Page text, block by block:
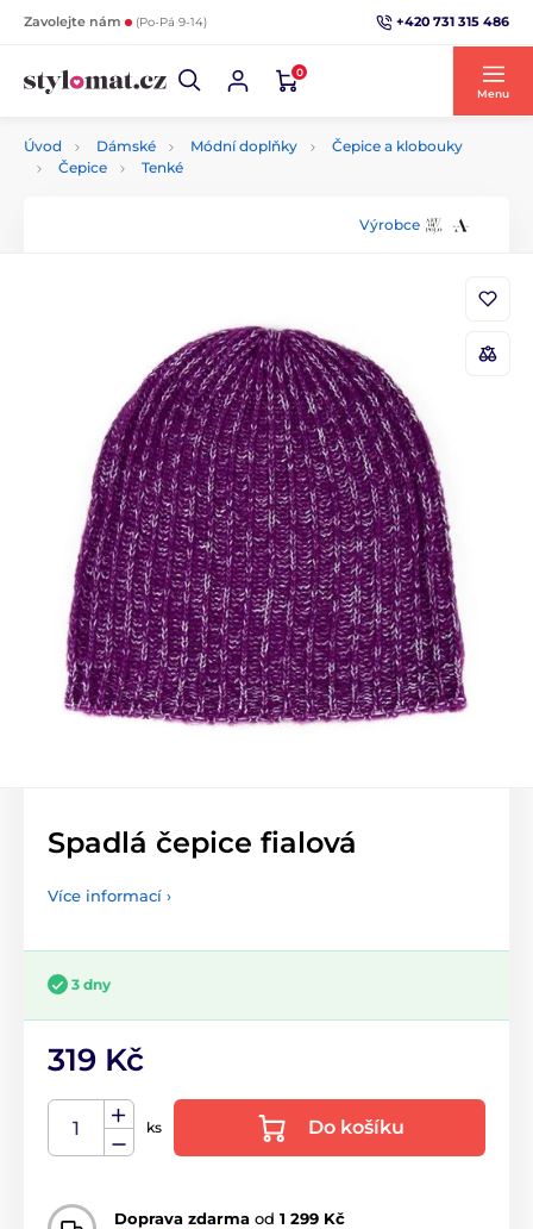
Zavolejte nám (Po-Pá 9-14) +420 731 315 486
0
Menu
Úvod Dámské Módní doplňky
Čepice a klobouky
Čepice
Tenké
Výrobce
Spadlá čepice fialová
Více informací ›
3 dny
319 Kč
ks Do košíku
Doprava zdarma od 1 299 Kč